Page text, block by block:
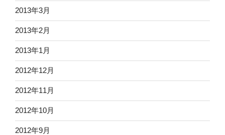
2013年3月
2013年2月
2013年1月
2012年12月
2012年11月
2012年10月
2012年9月